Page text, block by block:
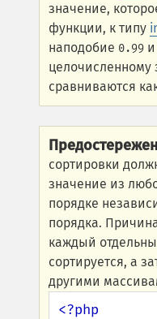
значение,
функции, к типу
наподобие 0.99 и
целочисленному
сравниваются
сортировки
значение из
порядке
порядка.
каждый
сортируется, а
другими
<?php